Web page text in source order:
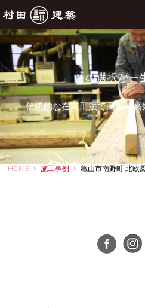
その選択が一
伝統的な在来工法で高断熱
HOME >施工事例 >亀山市南野町 北欧